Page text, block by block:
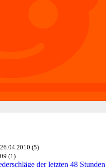
26.04.2010 (5)
(1)
der letzten 48 Stunden